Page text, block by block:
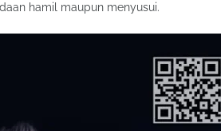
hamil maupun menyusui.